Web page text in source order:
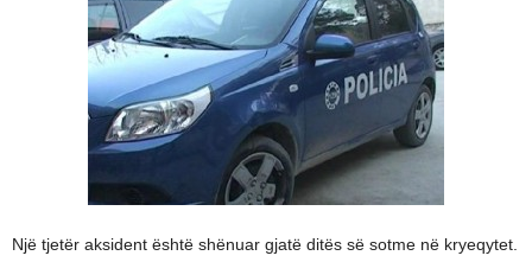
Një tjetër aksident është shënuar gjatë ditës së sotme në kryeqytet.